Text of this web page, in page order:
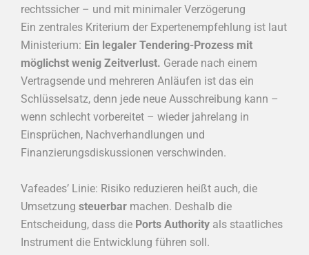
rechtssicher – und mit minimaler Verzögerung
Ein zentrales Kriterium der Expertenempfehlung ist laut
Ministerium: Ein legaler Tendering-Prozess mit
möglichst wenig Zeitverlust. Gerade nach einem
Vertragsende und mehreren Anläufen ist das ein
Schlüsselsatz, denn jede neue Ausschreibung kann –
wenn schlecht vorbereitet – wieder jahrelang in
Einsprüchen, Nachverhandlungen und
Finanzierungsdiskussionen verschwinden.
Vafeades’ Linie: Risiko reduzieren heißt auch, die
Umsetzung steuerbar machen. Deshalb die
Entscheidung, dass die Ports Authority als staatliches
Instrument die Entwicklung führen soll.